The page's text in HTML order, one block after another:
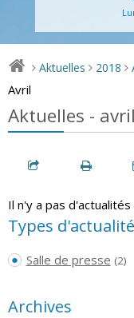
> Aktuelles > 2018 >
Avril
Aktuelles -
Il n'y a pas
Types d'actualité
Salle de presse (2)
Archives